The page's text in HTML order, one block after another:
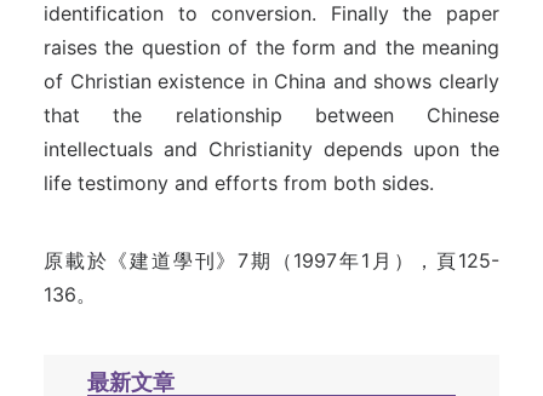
identification to conversion. Finally the paper
raises the question of the form and the meaning
of Christian existence in China and shows clearly
that the relationship between Chinese
intellectuals and Christianity depends upon the
life testimony and efforts from both sides.
原載於《建道學刊》7期（1997年1月），頁125-
136。
最新文章